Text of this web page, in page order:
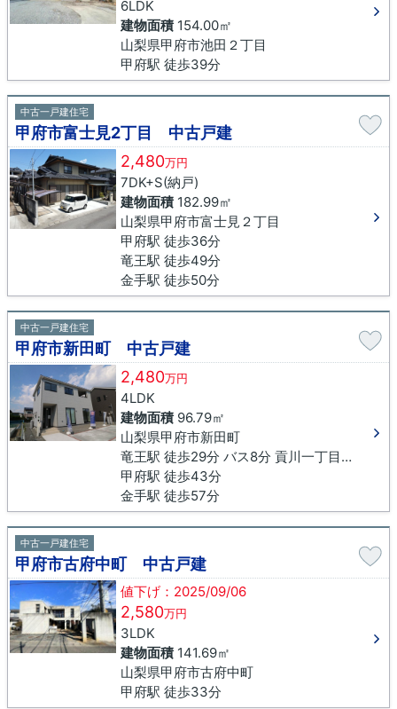
6LDK
建物面積154.00㎡
山梨県甲府市池田２丁目
甲府駅 徒歩39分
中古一戸建住宅
甲府市富士見2丁目 中古戸建
2,480万円
7DK+S(納戸)
建物面積182.99㎡
山梨県甲府市富士見２丁目
甲府駅 徒歩36分
竜王駅 徒歩49分
金手駅 徒歩50分
中古一戸建住宅
甲府市新田町 中古戸建
2,480万円
4LDK
建物面積96.79㎡
山梨県甲府市新田町
竜王駅 徒歩29分 バス8分 貢川一丁目下車 徒歩6分
甲府駅 徒歩43分
金手駅 徒歩57分
中古一戸建住宅
甲府市古府中町 中古戸建
値下げ：2025/09/06
2,580万円
3LDK
建物面積141.69㎡
山梨県甲府市古府中町
甲府駅 徒歩33分